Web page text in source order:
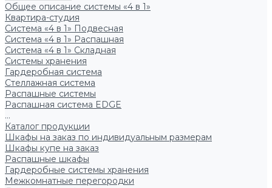
Общее описание системы «4 в 1»
Квартира-студия
Система «4 в 1» Подвесная
Система «4 в 1» Распашная
Система «4 в 1» Складная
Системы хранения
Гардеробная система
Стеллажная система
Распашные системы
Распашная система EDGE
...
Каталог продукции
Шкафы на заказ по индивидуальным размерам
Шкафы купе на заказ
Распашные шкафы
Гардеробные системы хранения
Межкомнатные перегородки